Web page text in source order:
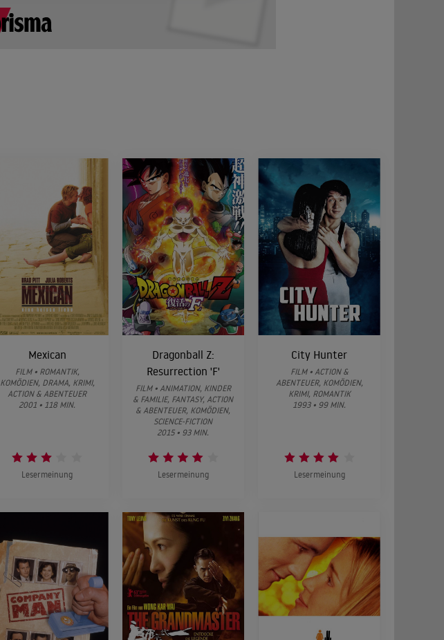
Mexican
FILM • ROMANTIK,
KOMÖDIEN, DRAMA, KRIMI,
ACTION & ABENTEUER
2001 • 118 MIN.
Lesermeinung
Dragonball Z:
Resurrection 'F'
FILM • ANIMATION, KINDER
& FAMILIE, FANTASY, ACTION
& ABENTEUER, KOMÖDIEN,
SCIENCE-FICTION
2015 • 93 MIN.
Lesermeinung
City Hunter
FILM • ACTION &
ABENTEUER, KOMÖDIEN,
KRIMI, ROMANTIK
1993 • 99 MIN.
Lesermeinung